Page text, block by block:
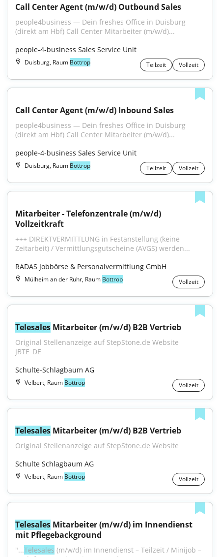
Call Center Agent (m/w/d) Outbound Sales
people4business — Dein freshes Office in Duisburg
(direkt am Hbf) Call Center Mitarbeiter (m/w/d)...
people-4-business Sales Service Unit
Duisburg, Raum Bottrop Teilzeit Vollzeit
Call Center Agent (m/w/d) Inbound Sales
people4business — Dein freshes Office in Duisburg
(direkt am Hbf) Call Center Mitarbeiter (m/w/d)...
people-4-business Sales Service Unit
Duisburg, Raum Bottrop Teilzeit Vollzeit
Mitarbeiter - Telefonzentrale (m/w/d)
Vollzeitkraft
+++ DIREKTVERMITTLUNG in Festanstellung (keine
Zeitarbeit) / Vermittlungsgutscheine (AVGS) werden...
RADAS Jobbörse & Personalvermittlung GmbH
Mülheim an der Ruhr, Raum Bottrop Vollzeit
Telesales Mitarbeiter (m/w/d) B2B Vertrieb
Original Stellenanzeige auf StepStone.de Website
JBTE_DE
Schulte-Schlagbaum AG
Velbert, Raum Bottrop Vollzeit
Telesales Mitarbeiter (m/w/d) B2B Vertrieb
Original Stellenanzeige auf StepStone.de Website
Schulte Schlagbaum AG
Velbert, Raum Bottrop Vollzeit
Telesales Mitarbeiter (m/w/d) im Innendienst
mit Pflegebackground
"...Telesales (m/w/d) im Innendienst – Teilzeit / Minijob –